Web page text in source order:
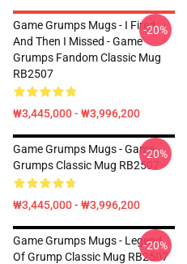
Game Grumps Mugs - I Fired
And Then I Missed - Game
Grumps Fandom Classic Mug
RB2507
₩3,445,000 - ₩3,996,200
-20%
Game Grumps Mugs - Game
Grumps Classic Mug RB2507
₩3,445,000 - ₩3,996,200
-20%
Game Grumps Mugs - Legend
Of Grump Classic Mug RB2507
-20%